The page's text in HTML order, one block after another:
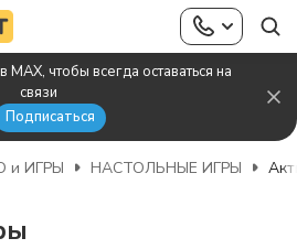
чтобы всегда оставаться на
связи
Подписаться
и ИГРЫ НАСТОЛЬНЫЕ ИГРЫ